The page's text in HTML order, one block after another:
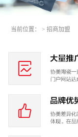
当前位置： >招商加盟